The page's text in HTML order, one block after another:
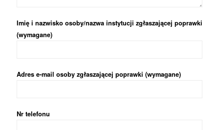
Imię i nazwisko osoby/nazwa instytucji zgłaszającej poprawki
(wymagane)
Adres e-mail osoby zgłaszającej poprawki (wymagane)
Nr telefonu